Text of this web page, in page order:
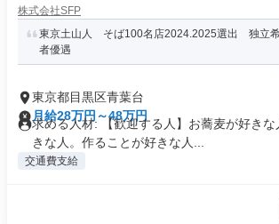
株式会社SFP
東京土山人 そば100名店2024.2025選出 独立
者優遇
東京都目黒区青葉台
月給28万円～48万円
求める人材: 【歓迎する人】お蕎麦が好き
きな人。作ることが好きな人...
交通費支給